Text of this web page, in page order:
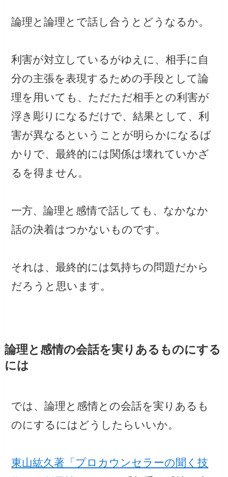
論理と論理とで話し合うとどうなるか。
利害が対立しているがゆえに、相手に自
分の主張を表現するための手段として論
理を用いても、ただただ相手との利害が
浮き彫りになるだけで、結果として、利
害が異なるということが明らかになるば
かりで、最終的には関係は壊れていかざ
るを得ません。
一方、論理と感情で話しても、なかなか
話の決着はつかないものです。
それは、最終的には気持ちの問題だから
だろうと思います。
論理と感情の会話を実りあるものにする
には
では、論理と感情との会話を実りあるも
のにするにはどうしたらいいか。
東山紘久著「プロカウンセラーの聞く技